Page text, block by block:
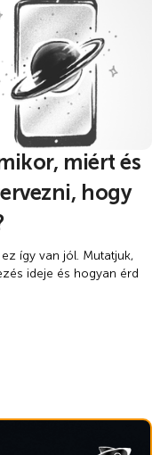
miért és
hogy
így van jól. Mutatjuk,
ideje és hogyan érd